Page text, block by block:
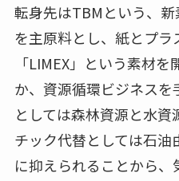
転身先はTBMという、
を主原料とし、紙とプラ
「LIMEX」という素材
か、資源循環ビジネス
としては森林資源と水
チック代替としては石
に抑えられることから